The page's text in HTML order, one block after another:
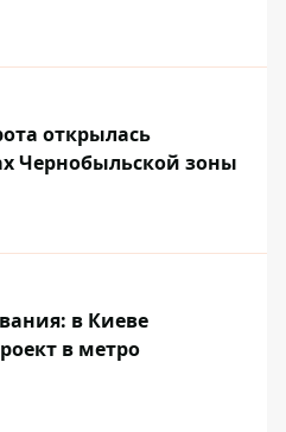
открылась
Чернобыльской зоны
в Киеве
в метро